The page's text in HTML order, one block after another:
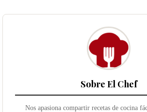
Sobre El Chef
Nos apasiona compartir recetas de cocina